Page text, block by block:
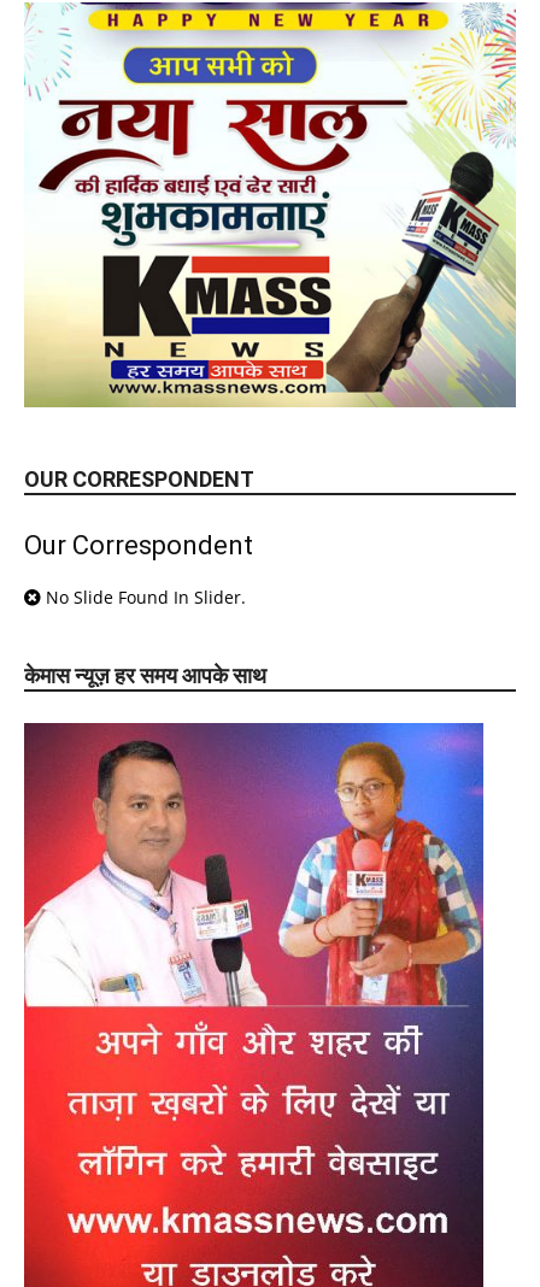
OUR CORRESPONDENT
Our Correspondent
No Slide Found In Slider.
केमास न्यूज़ हर समय आपके साथ